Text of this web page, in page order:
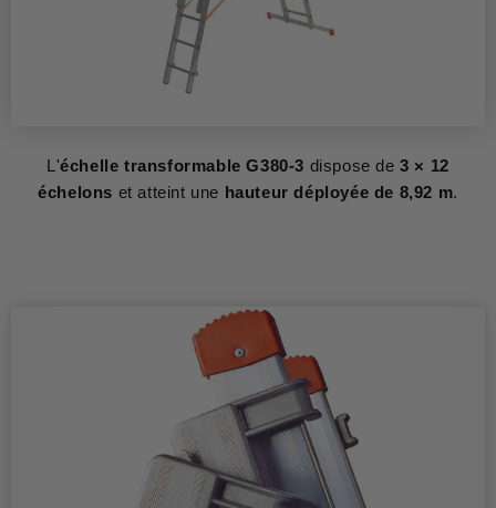
L'échelle transformable G380-3 dispose de3 × 12
échelons et atteint une hauteur déployée de 8,92 m.